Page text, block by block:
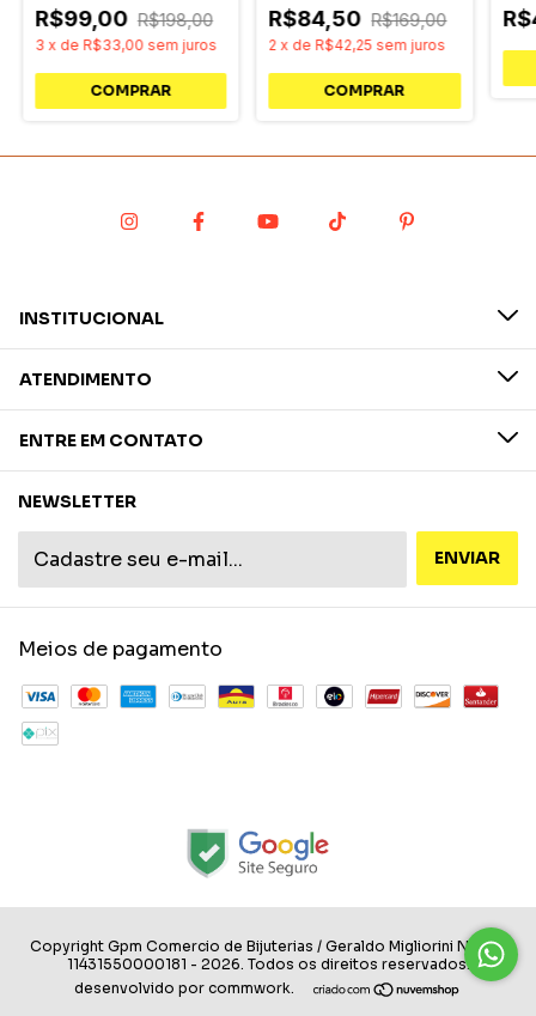
R$99,00 R$198,00
3 x de R$33,00 sem juros
R$84,50 R$169,00
2 x de R$42,25 sem juros
INSTITUCIONAL
ATENDIMENTO
ENTRE EM CONTATO
NEWSLETTER
Meios de pagamento
Copyright Gpm Comercio de Bijuterias / Geraldo Migliorini Neto -
11431550000181 - 2026. Todos os direitos reservados.
desenvolvido por commwork.